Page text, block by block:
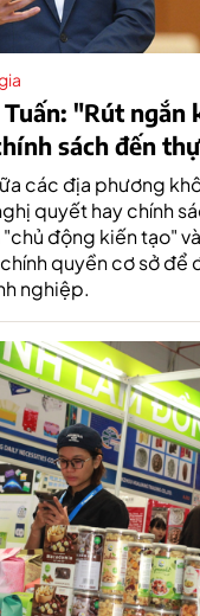
"Rút ngắn
sách đến
các địa phương
quyết hay chính
"chủ động kiến tạo"
quyền cơ sở để
nghiệp.